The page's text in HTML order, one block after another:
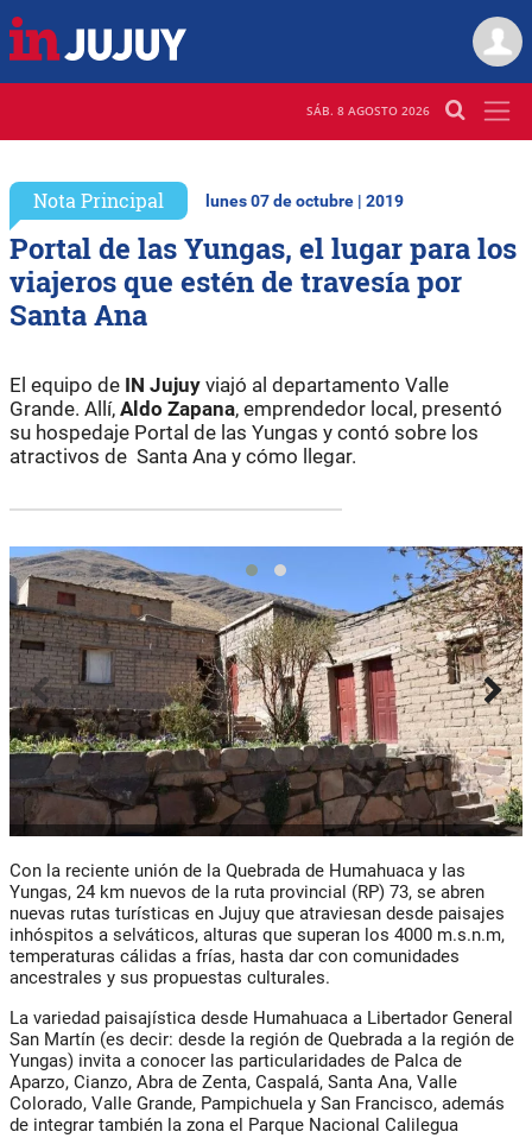
SÁB. 8 AGOSTO 2026
Nota Principal lunes 07 de octubre | 2019
Portal de las Yungas, el lugar para los
viajeros que estén de travesía por
Santa Ana
El equipo de IN Jujuy viajó al departamento Valle
Grande. Allí, Aldo Zapana, emprendedor local, presentó
su hospedaje Portal de las Yungas y contó sobre los
atractivos de Santa Ana y cómo llegar.
Con la reciente unión de la Quebrada de Humahuaca y las
Yungas, 24 km nuevos de la ruta provincial (RP) 73, se abren
nuevas rutas turísticas en Jujuy que atraviesan desde paisajes
inhóspitos a selváticos, alturas que superan los 4000 m.s.n.m,
temperaturas cálidas a frías, hasta dar con comunidades
ancestrales y sus propuestas culturales.
La variedad paisajística desde Humahuaca a Libertador General
San Martín (es decir: desde la región de Quebrada a la región de
Yungas) invita a conocer las particularidades de Palca de
Aparzo, Cianzo, Abra de Zenta, Caspalá, Santa Ana, Valle
Colorado, Valle Grande, Pampichuela y San Francisco, además
de integrar también la zona el Parque Nacional Calilegua